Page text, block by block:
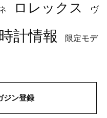
ロレックス ヴ
計情報 限定モデ
ジン登録